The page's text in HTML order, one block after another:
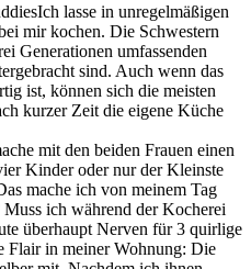
Ich lasse in unregelmäßigen
mir kochen. Die Schwestern
Generationen umfassenden
sind. Auch wenn das
ist, können sich die meisten
kurzer Zeit die eigene Küche
mit den beiden Frauen einen
Kinder oder nur der Kleinste
mache ich von meinem Tag
ich während der Kocherei
überhaupt Nerven für 3 quirlige
Flair in meiner Wohnung: Die